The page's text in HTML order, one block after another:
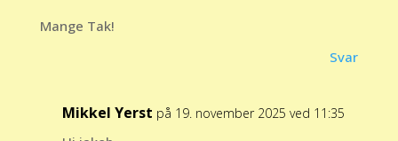
Mange Tak!
Svar
Mikkel Yerst på 19. november 2025 ved 11:35